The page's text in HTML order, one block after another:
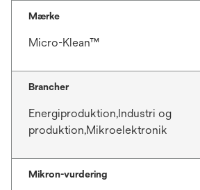
Mærke
Micro-Klean™
Brancher
Energiproduktion,Industri og
produktion,Mikroelektronik
Mikron-vurdering